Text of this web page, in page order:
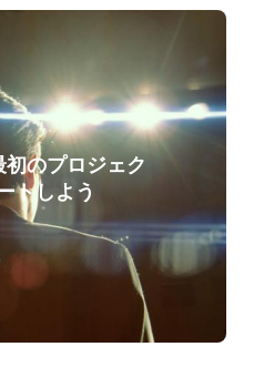
のプロジェク
トしよう